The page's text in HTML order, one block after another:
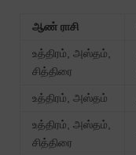
ஆண் ராசி
உத்திரம், அஸ்தம்,
சித்திரை
உத்திரம், அஸ்தம்
உத்திரம், அஸ்தம்,
சித்திரை